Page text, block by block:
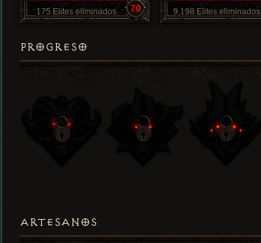
175 Elites eliminados 70 9,198 Elites eliminados
PROGRESO
ARTESANOS